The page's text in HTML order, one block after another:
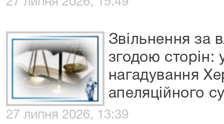
Звільнення за
згодою сторін:
нагадування
апеляційного
27 липня 2026, 13:39